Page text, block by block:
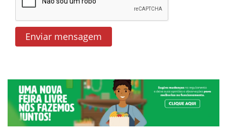
Enviar mensagem